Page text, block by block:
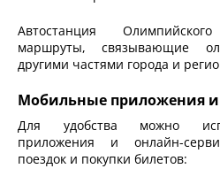
Автостанция
маршруты, связывающие
другими частями города и
Мобильные приложения
Для удобства можно
приложения и онлайн-
поездок и покупки билетов: